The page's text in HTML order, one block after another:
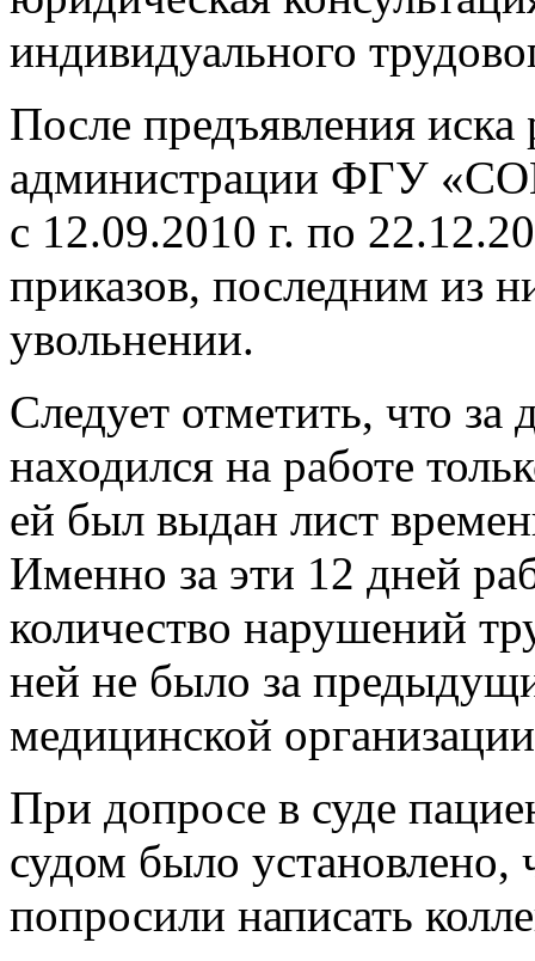
индивидуального
После предъявления иска
администрации ФГУ
с 12.09.2010 г. по
приказов, последним из
увольнении.
Следует отметить, что
находился на работе
ей был выдан лист
Именно за эти 12 дней
количество нарушений
ней не было за
медицинской
При допросе в суде
судом было установлено,
попросили написать